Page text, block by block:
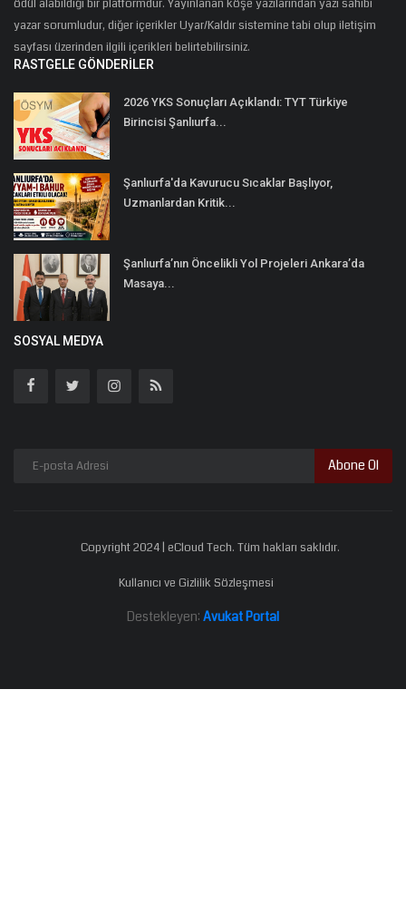
ödül alabildiği bir platformdur. Yayınlanan köşe yazılarından yazı sahibi
yazar sorumludur, diğer içerikler Uyar/Kaldır sistemine tabi olup iletişim
sayfası üzerinden ilgili içerikleri belirtebilirsiniz.
RASTGELE GÖNDERILER
2026 YKS Sonuçları Açıklandı: TYT Türkiye
Birincisi Şanlıurfa...
Şanlıurfa'da Kavurucu Sıcaklar Başlıyor,
Uzmanlardan Kritik...
Şanlıurfa’nın Öncelikli Yol Projeleri Ankara’da
Masaya...
SOSYAL MEDYA
Abone Ol
Copyright 2024 | eCloud Tech. Tüm hakları saklıdır.
Kullanıcı ve Gizlilik Sözleşmesi
Destekleyen: Avukat Portal